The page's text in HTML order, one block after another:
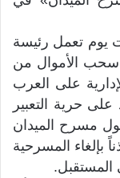
يوم تعمل رئيسة
الأموال من
على العرب
حرية التعبير
مسرح الميدان
بإلغاء المسرحية
المستقبل.